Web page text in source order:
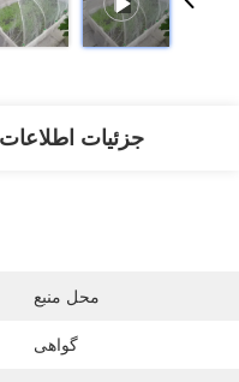
جزئیات اطلاعات
محل منبع
گواهی